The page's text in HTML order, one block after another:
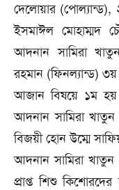
দে‌লোয়ার
ইসমাঈল মোহাম্মদ
আদনান সা‌মিরা
রহমান (ফিনল‌্যান্ড)
আজান বিষ‌য়ে ১ম হয়
আদনান সা‌মিরা
বিজয়ী হোন উ‌ম্মে
আদনান সা‌মিরা খাতুন
প্রাপ্ত‌ শিশু